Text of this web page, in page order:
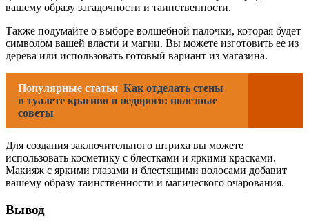
вашему образу загадочности и таинственности.
Также подумайте о выборе волшебной палочки, которая будет
символом вашей власти и магии. Вы можете изготовить ее из
дерева или использовать готовый вариант из магазина.
Популярные статьи Как отделать стены
в туалете красиво и недорого: полезные
советы
Для создания заключительного штриха вы можете
использовать косметику с блестками и яркими красками.
Макияж с яркими глазами и блестящими волосами добавит
вашему образу таинственности и магического очарования.
Вывод